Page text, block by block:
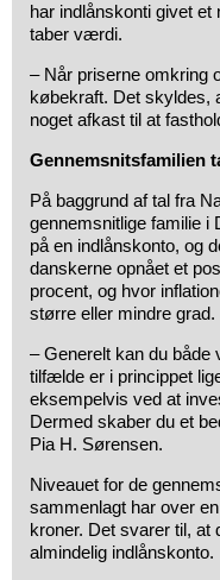
har indlånskonti givet
taber værdi.
– Når priserne omkring
købekraft. Det skyldes,
noget afkast til at
Gennemsnitsfamilien
På baggrund af tal fra
gennemsnitlige familie i
på en indlånskonto, og
danskerne opnået et
procent, og hvor
større eller mindre grad.
– Generelt kan du både
tilfælde er i princippet
eksempelvis ved at
Dermed skaber du et
Pia H. Sørensen.
Niveauet for de
sammenlagt har over
kroner. Det svarer til, at
almindelig indlånskonto.